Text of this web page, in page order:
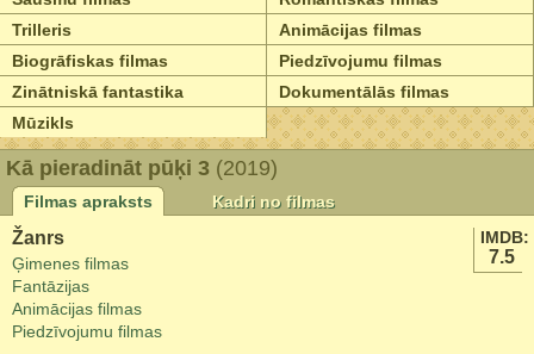
Trilleris
Animācijas filmas
Biogrāfiskas filmas
Piedzīvojumu filmas
Zinātniskā fantastika
Dokumentālās filmas
Mūzikls
Kā pieradināt pūķi 3 (2019)
Filmas apraksts
Kadri no filmas
IMDB:
7.5
Žanrs
Ģimenes filmas
Fantāzijas
Animācijas filmas
Piedzīvojumu filmas